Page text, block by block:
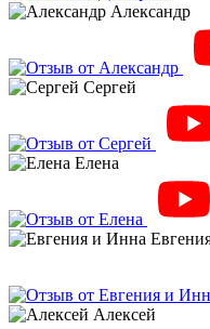
Александр
Сергей
Елена
Алексей